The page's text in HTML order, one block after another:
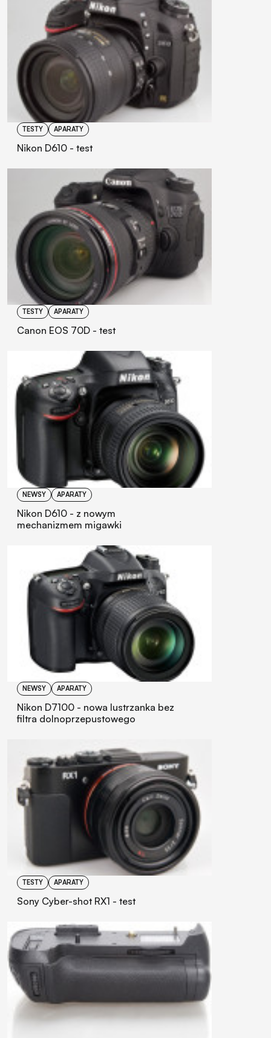
TESTY APARATY
Nikon D610 - test
TESTY APARATY
Canon EOS 70D - test
NEWSY APARATY
Nikon D610 - z nowym
mechanizmem migawki
NEWSY APARATY
Nikon D7100 - nowa lustrzanka bez
filtra dolnoprzepustowego
TESTY APARATY
Sony Cyber-shot RX1 - test